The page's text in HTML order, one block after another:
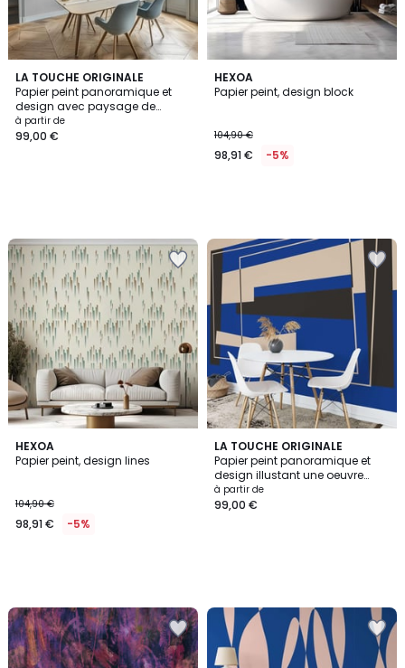
LA TOUCHE ORIGINALE
Papier peint panoramique et
design avec paysage de
sommets montagneux -
425x260 cm (l x h)
à partir de
99,00 €
HEXOA
Papier peint, design block
104,90 €
98,91 € -5%
HEXOA
Papier peint, design lines
104,90 €
98,91 € -5%
LA TOUCHE ORIGINALE
Papier peint panoramique et
design illustant une oeuvre
contemoraine bleu - 340x260
cm (l x h)
à partir de
99,00 €